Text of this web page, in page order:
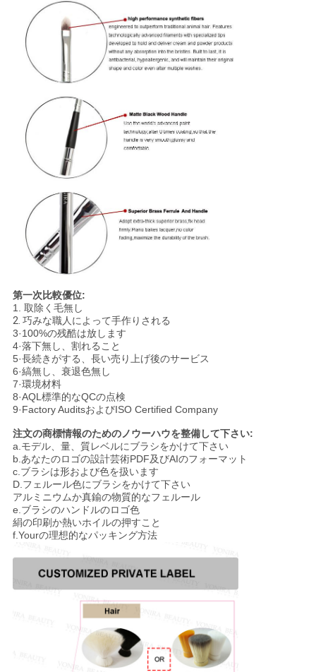
第一次比較優位:
1. 取除く毛無し
2. 巧みな職人によって手作りされる
3·100%の残酷は放します
4·落下無し、割れること
5·長続きがする、長い売り上げ後のサービス
6·縞無し、衰退色無し
7·環境材料
8·AQL標準的なQCの点検
9·Factory AuditsおよびISO Certified Company
注文の商標情報のためのノウーハウを整備して下さい:
a.モデル、量、質レベルにブラシをかけて下さい
b.あなたのロゴの設計芸術PDF及びAIのフォーマット
c.ブラシは形および色を扱います
D.フェルール色にブラシをかけて下さい
アルミニウムか真鍮の物質的なフェルール
e.ブラシのハンドルのロゴ色
絹の印刷か熱いホイルの押すこと
f.Yourの理想的なパッキング方法